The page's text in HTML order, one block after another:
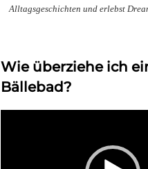
Alltagsgeschichten und erlebst
Wie überziehe ich
Bällebad?